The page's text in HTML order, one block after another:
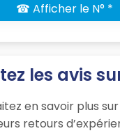
☎ Afficher le N° *
les avis
en savoir plus
retours